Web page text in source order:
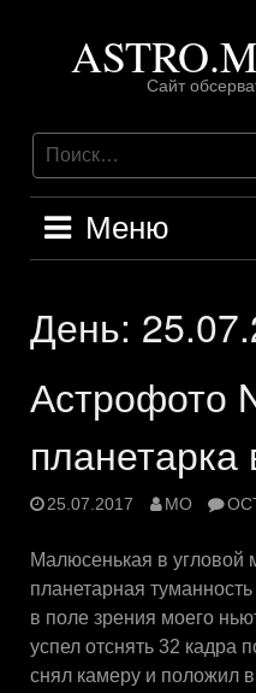
содержимому
Сайт
Меню
День:
Астрофото
25.07.2017 MO
Малюсенькая в угловой
планетарная
в поле зрения моего
успел отснять 32 кадра
снял камеру и положил